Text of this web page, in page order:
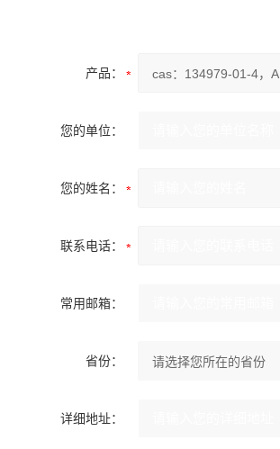
产品：
您的单位：
您的姓名：
联系电话：
常用邮箱：
省份：
详细地址：